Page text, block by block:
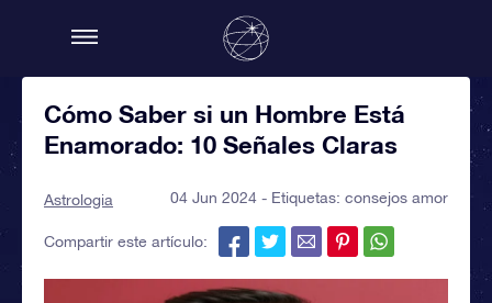
Cómo Saber si un Hombre Está
Enamorado: 10 Señales Claras
Astrologia 04 Jun 2024 - Etiquetas: consejos amor
Compartir este artículo: